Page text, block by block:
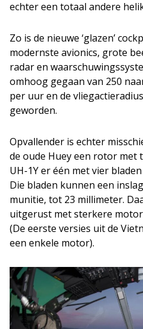
echter een totaal andere
Zo is de nieuwe ‘glazen’
modernste avionics, grote
radar en
omhoog gegaan van 250
per uur en de
geworden.
Opvallender is echter
de oude Huey een rotor met
UH-1Y er één met vier
Die bladen kunnen een
munitie, tot 23 millimeter.
uitgerust met sterkere
(De eerste versies uit de
een enkele motor).